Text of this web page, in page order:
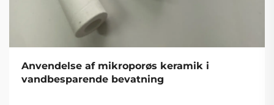
Anvendelse af mikroporøs keramik i
vandbesparende bevatning